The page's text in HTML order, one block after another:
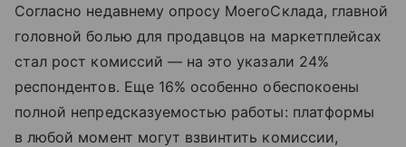
Согласно недавнему опросу МоегоСклада, главной
головной болью для продавцов на маркетплейсах
стал рост комиссий — на это указали 24%
респондентов. Еще 16% особенно обеспокоены
полной непредсказуемостью работы: платформы
в любой момент могут взвинтить комиссии,